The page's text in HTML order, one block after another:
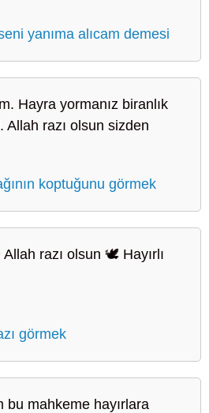
yanıma alıcam demesi
Hayra yormanız biranlık
Allah razı olsun sizden
koptuğunu görmek
Allah razı olsun 🕊️ Hayırlı
görmek
bu mahkeme hayırlara